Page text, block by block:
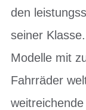
den
seiner
Modelle mit
Fahrräder